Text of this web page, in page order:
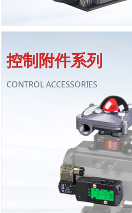
控制附件系列
CONTROL ACCESSORIES